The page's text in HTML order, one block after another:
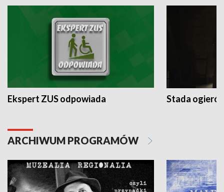
Ekspert ZUS odpowiada Stada
ARCHIWUM PROGRAMÓW